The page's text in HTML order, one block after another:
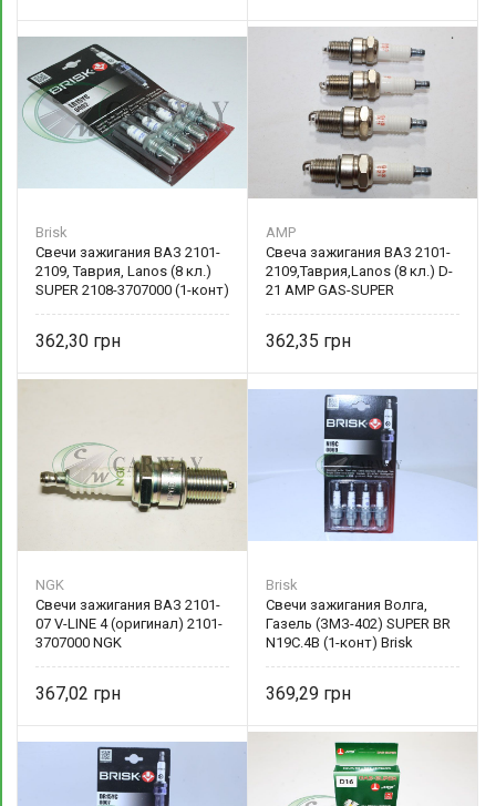
Brisk
Свечи зажигания ВАЗ 2101-
2109, Таврия, Lanos (8 кл.)
SUPER 2108-3707000 (1-конт)
362,30
AMP
Свеча зажигания ВАЗ 2101-
2109,Таврия,Lanos (8 кл.) D-
21 AMP GAS-SUPER
362,35
NGK
Свечи зажигания ВАЗ 2101-
07 V-LINE 4 (оригинал) 2101-
3707000 NGK
367,02
Brisk
Свечи зажигания Волга,
Газель (ЗМЗ-402) SUPER BR
N19C.4B (1-конт) Brisk
369,29